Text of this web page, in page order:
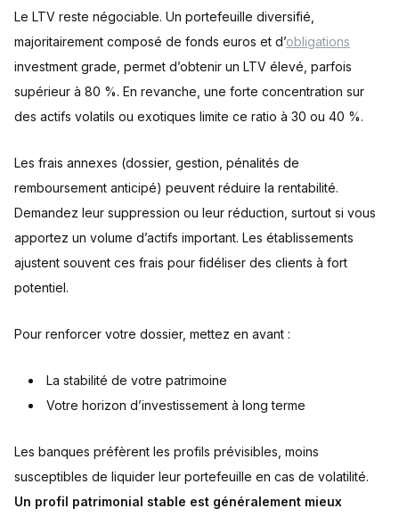
Le LTV reste négociable. Un portefeuille diversifié,
majoritairement composé de fonds euros et d’obligations
investment grade, permet d’obtenir un LTV élevé, parfois
supérieur à 80 %. En revanche, une forte concentration sur
des actifs volatils ou exotiques limite ce ratio à 30 ou 40 %.
Les frais annexes (dossier, gestion, pénalités de
remboursement anticipé) peuvent réduire la rentabilité.
Demandez leur suppression ou leur réduction, surtout si vous
apportez un volume d’actifs important. Les établissements
ajustent souvent ces frais pour fidéliser des clients à fort
potentiel.
Pour renforcer votre dossier, mettez en avant :
La stabilité de votre patrimoine
Votre horizon d’investissement à long terme
Les banques préfèrent les profils prévisibles, moins
susceptibles de liquider leur portefeuille en cas de volatilité.
Un profil patrimonial stable est généralement mieux